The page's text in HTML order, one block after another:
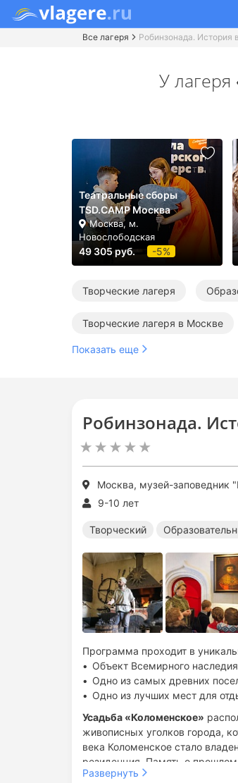
Все лагеря Робинзонада. История
Робинзонада.
Москва, музей-заповедник
9-10 лет
Творческий
Программа проходит в
Объект Всемирного
Одно из самых древних
Одно из лучших мест для
Усадьба «Коломенское»
живописных уголков города,
века Коломенское стало
резиденция. Память о прошлом
хранятся древние артефакты,
Развернуть
У лагеря
Театральные сборы
TSD.CAMP Москва
Москва, м.
Новослободская
49 305 руб. -5%
Творческие лагеря
Творческие лагеря в Москве
Исторические лагеря в Москве
Показать еще